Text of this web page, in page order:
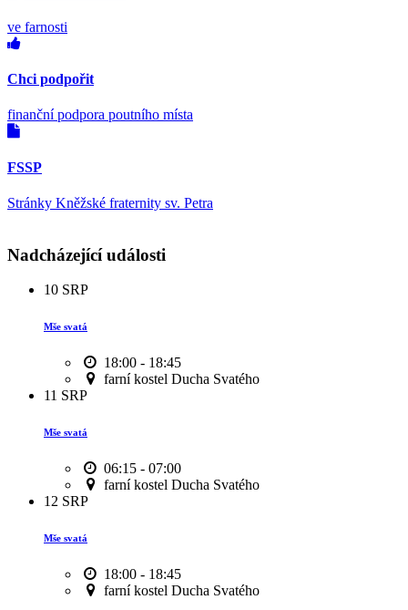
ve farnosti
Chci podpořit
finanční podpora poutního místa
FSSP
Stránky Kněžské fraternity sv. Petra
Nadcházející události
10 SRP
Mše svatá
18:00 - 18:45
farní kostel Ducha Svatého
11 SRP
Mše svatá
06:15 - 07:00
farní kostel Ducha Svatého
12 SRP
Mše svatá
18:00 - 18:45
farní kostel Ducha Svatého